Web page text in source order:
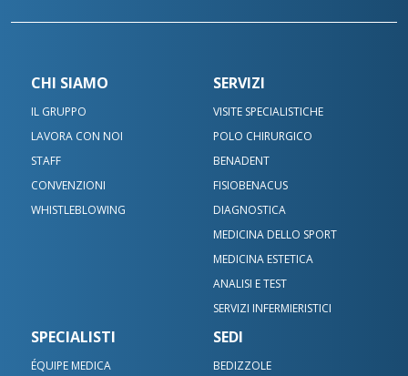
CHI SIAMO
IL GRUPPO
LAVORA CON NOI
STAFF
CONVENZIONI
WHISTLEBLOWING
SERVIZI
VISITE SPECIALISTICHE
POLO CHIRURGICO
BENADENT
FISIOBENACUS
DIAGNOSTICA
MEDICINA DELLO SPORT
MEDICINA ESTETICA
ANALISI E TEST
SERVIZI INFERMIERISTICI
SPECIALISTI
ÉQUIPE MEDICA
SEDI
BEDIZZOLE